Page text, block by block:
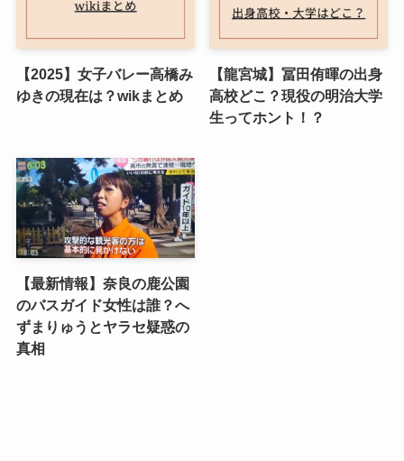
【2025】女子バレー高橋み
ゆきの現在は？wikまとめ
【龍宮城】冨田侑暉の出身
高校どこ？現役の明治大学
生ってホント！？
【最新情報】奈良の鹿公園
のバスガイド女性は誰？へ
ずまりゅうとヤラセ疑惑の
真相